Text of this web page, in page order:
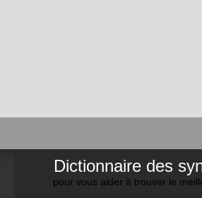
Dictionnaire des
pour vous aider à trouver le